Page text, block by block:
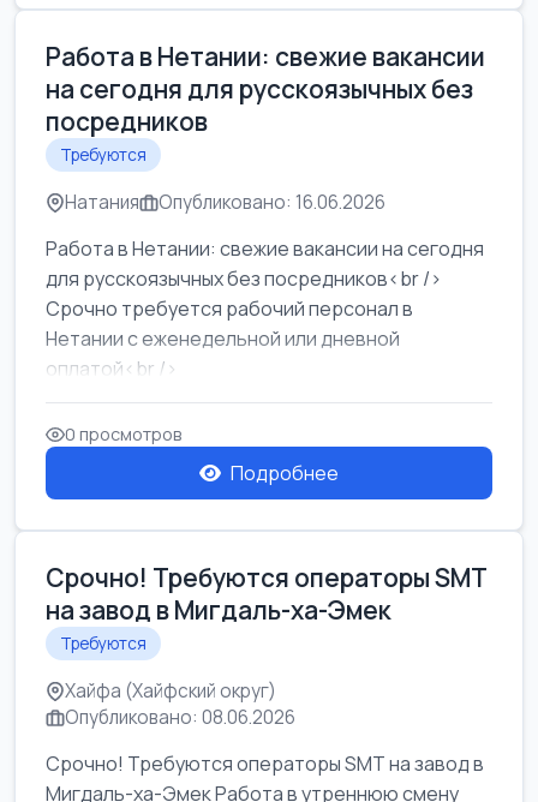
Работа в Нетании: свежие вакансии
на сегодня для русскоязычных без
посредников
Требуются
Натания Опубликовано: 16.06.2026
Работа в Нетании: свежие вакансии на сегодня
для русскоязычных без посредников<br />
Срочно требуется рабочий персонал в
Нетании с еженедельной или дневной
оплатой<br />
Свежие вакансии в Нетании дл...
0 просмотров
Подробнее
Срочно! Требуются операторы SMT
на завод в Мигдаль-ха-Эмек
Требуются
Хайфа (Хайфский округ)
Опубликовано: 08.06.2026
Срочно! Требуются операторы SMT на завод в
Мигдаль-ха-Эмек Работа в утреннюю смену